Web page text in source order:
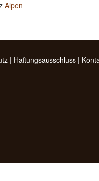
Alpen
| Haftungsausschluss|